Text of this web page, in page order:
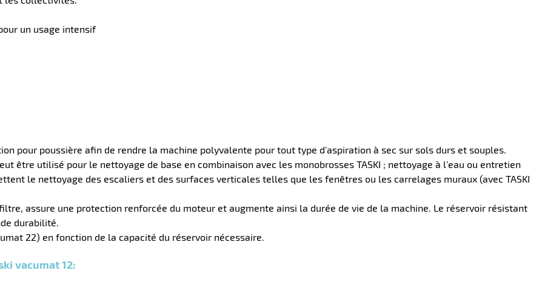
un usage intensif
pour poussière afin de rendre la machine polyvalente pour tout type d'aspiration à sec sur sols durs et souples.
être utilisé pour le nettoyage de base en combinaison avec les monobrosses TASKI ; nettoyage à l'eau ou entretien
le nettoyage des escaliers et des surfaces verticales telles que les fenêtres ou les carrelages muraux (avec TASKI
assure une protection renforcée du moteur et augmente ainsi la durée de vie de la machine. Le réservoir résistant
durabilité.
22) en fonction de la capacité du réservoir nécessaire.
vacumat 12: